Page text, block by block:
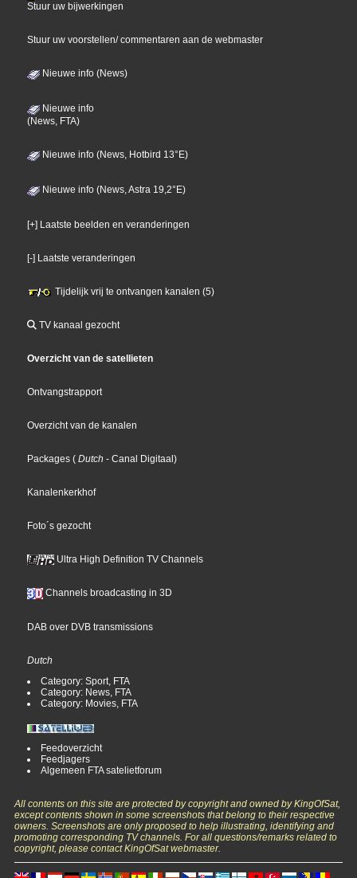
Stuur uw bijwerkingen
Stuur uw voorstellen/ commentaren aan de webmaster
Nieuwe info (News)
Nieuwe info
(News, FTA)
Nieuwe info (News, Hotbird 13°E)
Nieuwe info (News, Astra 19,2°E)
[+] Laatste beelden en veranderingen
[-] Laatste veranderingen
Tijdelijk vrij te ontvangen kanalen (5)
TV kanaal gezocht
Overzicht van de satellieten
Ontvangstrapport
Overzicht van de kanalen
Packages ( Dutch - Canal Digitaal)
Kanalenkerkhof
Foto´s gezocht
Ultra High Definition TV Channels
Channels broadcasting in 3D
DAB over DVB transmissions
Dutch
Category: Sport, FTA
Category: News, FTA
Category: Movies, FTA
Feedoverzicht
Feedjagers
Algemeen FTA satelietforum
All contents on this site are protected by copyright and owned by KingOfSat,
except contents shown in some screenshots that belong to their respective
owners. Screenshots are only proposed to help illustrating, identifying and
promoting corresponding TV channels. For all questions/remarks related to
copyright, please contact KingOfSat webmaster.